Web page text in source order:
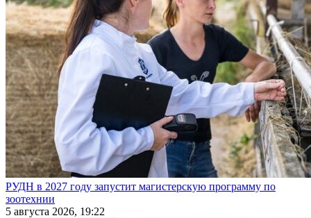
РУДН в 2027 году запустит магистерскую программу по
зоотехнии
5 августа 2026, 19:22